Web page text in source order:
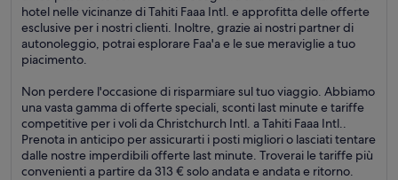
hotel nelle vicinanze di Tahiti Faaa Intl. e approfitta delle offerte
esclusive per i nostri clienti. Inoltre, grazie ai nostri partner di
autonoleggio, potrai esplorare Faa'a e le sue meraviglie a tuo
piacimento.
Non perdere l'occasione di risparmiare sul tuo viaggio. Abbiamo
una vasta gamma di offerte speciali, sconti last minute e tariffe
competitive per i voli da Christchurch Intl. a Tahiti Faaa Intl..
Prenota in anticipo per assicurarti i posti migliori o lasciati tentare
dalle nostre imperdibili offerte last minute. Troverai le tariffe più
convenienti a partire da 313 € solo andata e andata e ritorno.